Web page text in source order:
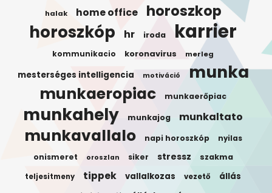
halak home office horoszkop
horoszkóp hr iroda karrier
kommunikacio koronavirus merleg
mesterséges intelligencia motiváció munka
munkaeropiac munkaerőpiac
munkahely munkajog munkaltato
munkavallalo napi horoszkóp nyilas
onismeret oroszlan siker stressz szakma
teljesitmeny tippek vallalkozas vezető állás